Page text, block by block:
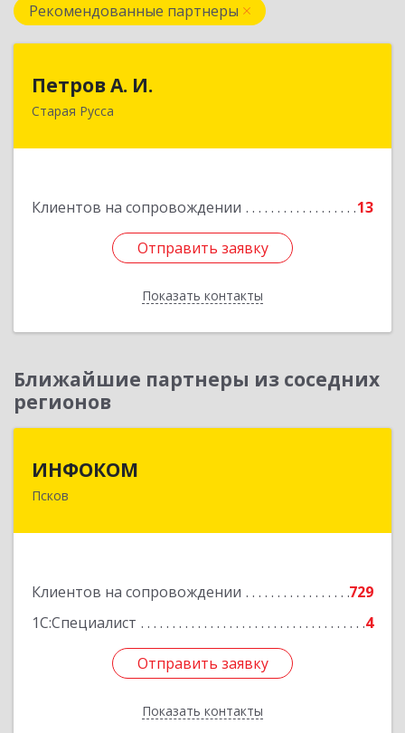
Рекомендованные партнеры
Петров А. И.
Старая Русса
Клиентов на сопровождении 13
Отправить заявку
Показать контакты
Отправить заявку
Назад
Ближайшие партнеры из соседних
регионов
ИНФОКОМ
Псков
Клиентов на сопровождении
729
1С:Специалист
4
Отправить заявку
Показать контакты
180000, Псковская обл, Псков г, Советская ул,
Отправить заявку
Назад